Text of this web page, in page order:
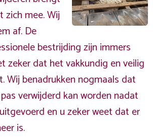
zich mee. Wij
af. De
bestrijding zijn immers
zeker dat het vakkundig en veilig
Wij benadrukken nogmaals dat
verwijderd kan worden nadat
en u zeker weet dat er
is.